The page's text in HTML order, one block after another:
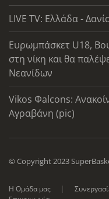
LIVE TV: Ελλάδα -
Ευρωμπάσκετ U18,
στη νίκη και θα
Νεανίδων
Vikos Φalcons:
Αγραβάνη (pic)
© Copyright 2023
Η Ομάδα μας